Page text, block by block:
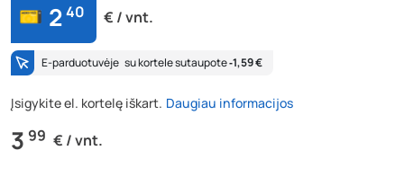
240 € / vnt.
E-parduotuvėje su kortele sutaupote‐1,59 €
Įsigykite el. kortelę iškart. Daugiau informacijos
3 99 € / vnt.